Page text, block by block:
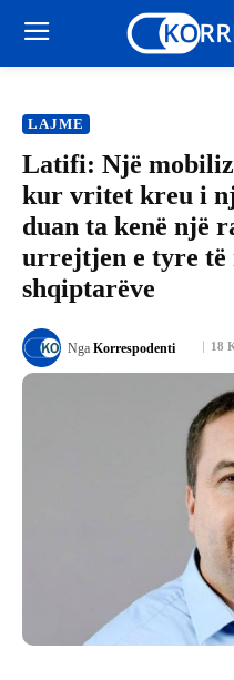
LAJME
Latifi: Një
kur vritet kreu i
duan ta kenë një
urrejtjen e tyre të
shqiptarëve
18
Nga Korrespodenti